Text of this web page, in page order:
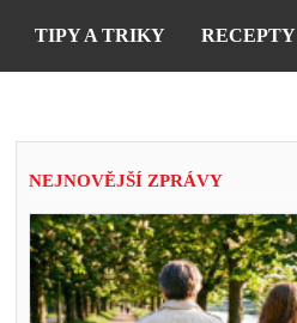
TIPY A TRIKY RECEPTY
NEJNOVĚJŠÍ ZPRÁVY